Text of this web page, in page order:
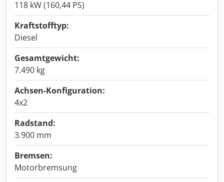
118 kW (160,44 PS)
Kraftstofftyp:
Diesel
Gesamtgewicht:
7.490 kg
Achsen-Konfiguration:
4x2
Radstand:
3.900 mm
Bremsen:
Motorbremsung